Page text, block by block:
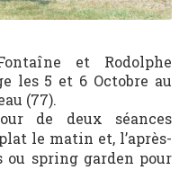
et Rodolphe
les 5 et 6 Octobre au
(77).
de deux séances
le matin et, l’après-
spring garden pour